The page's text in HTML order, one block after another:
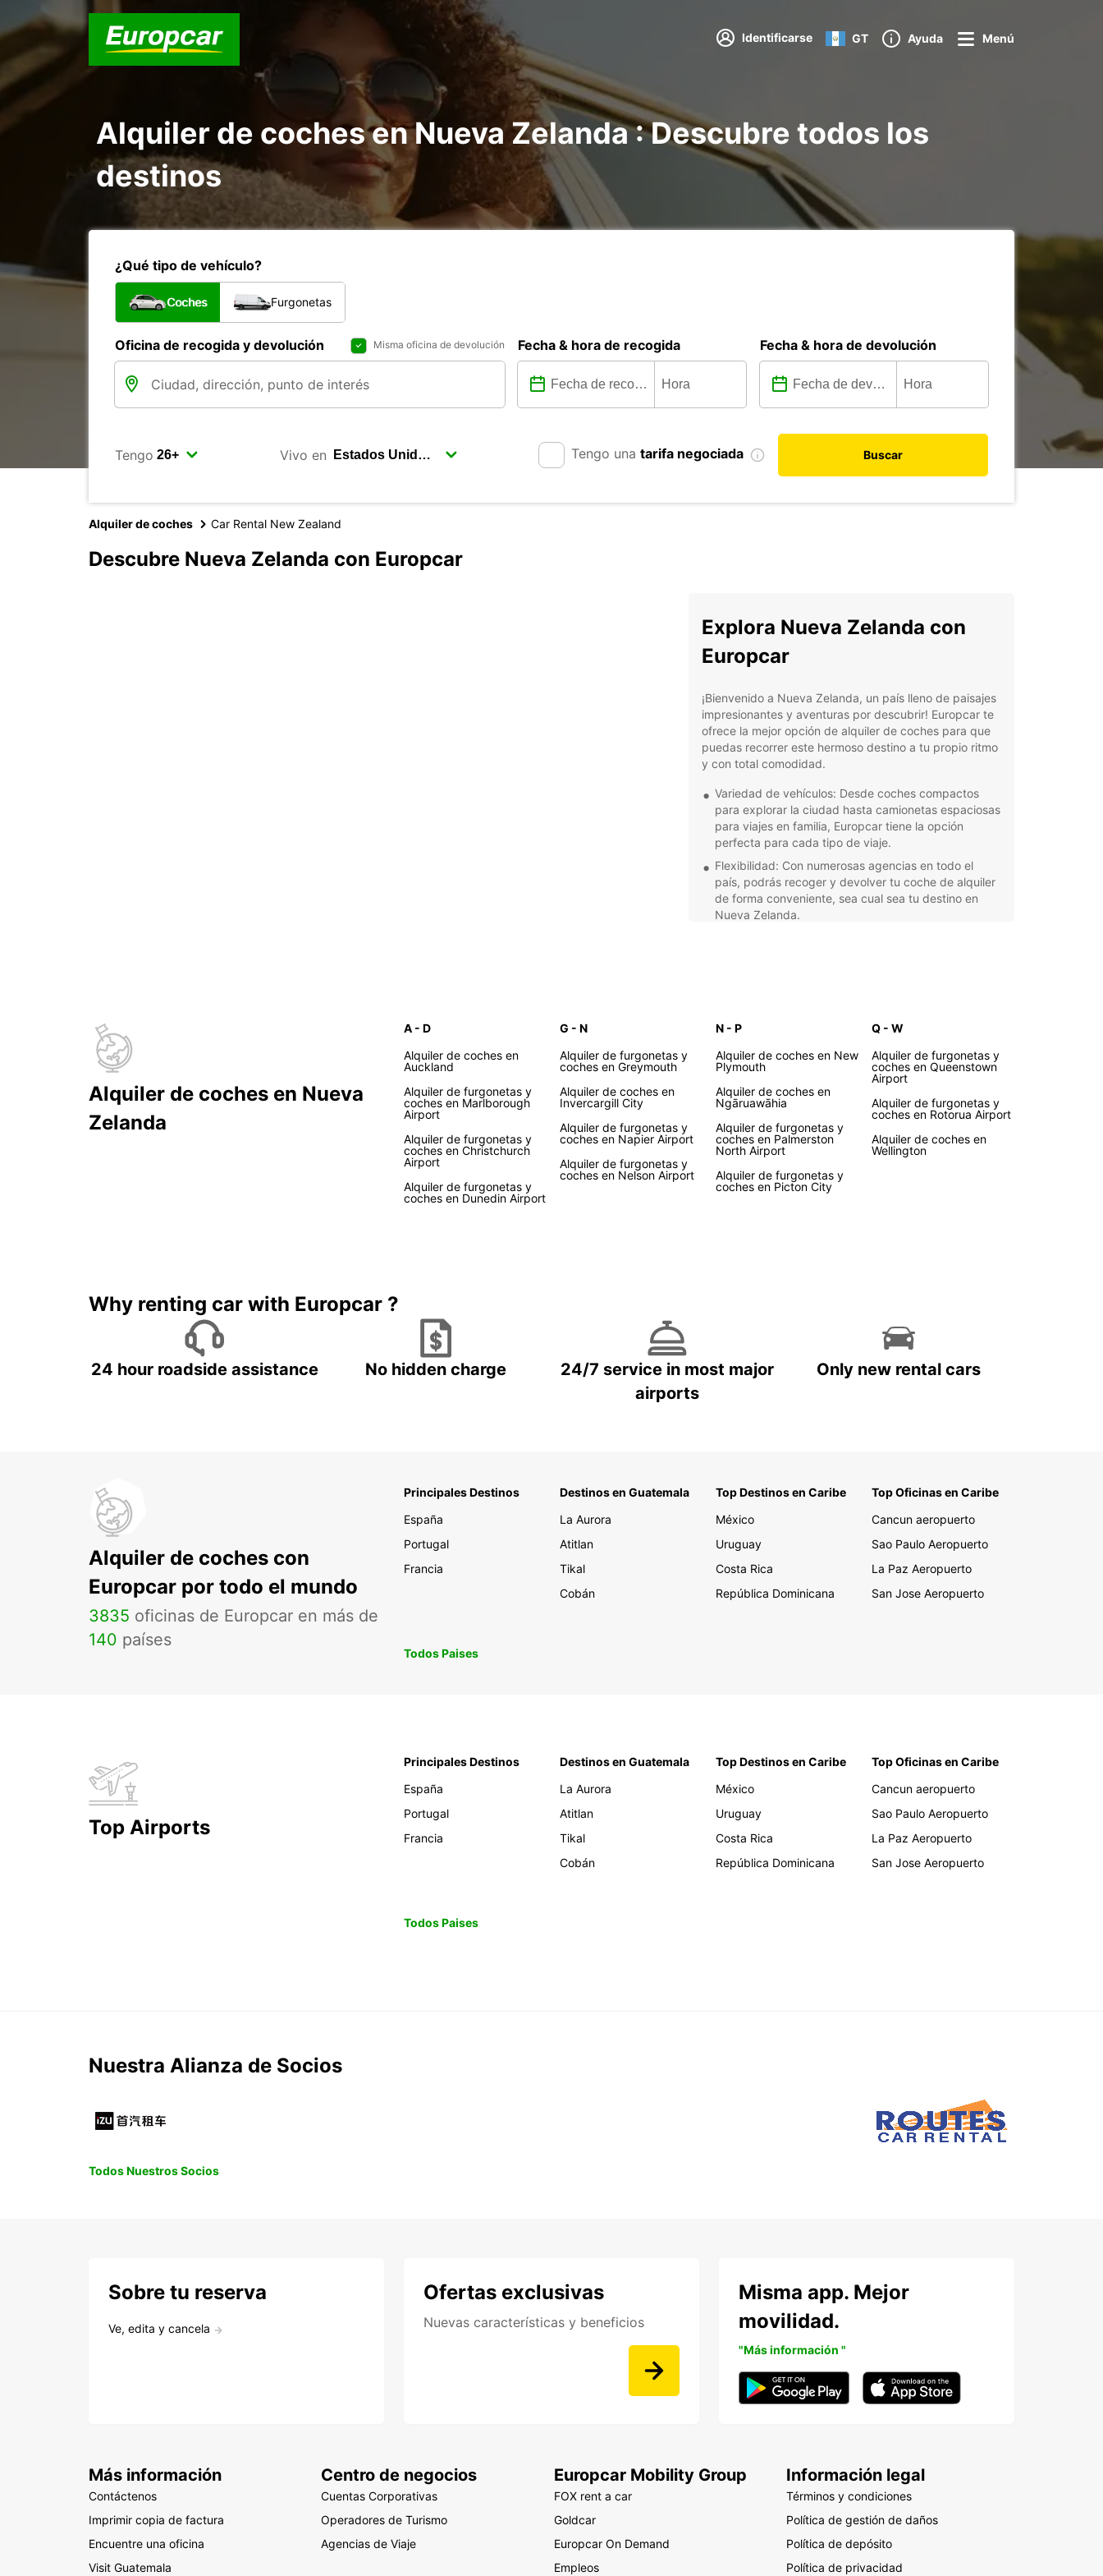
Identificarse GT Ayuda Menú
Alquiler de coches en Nueva Zelanda : Descubre todos los
destinos
¿Qué tipo de vehículo?
Coches Furgonetas
Oficina de recogida y devolución Misma oficina de devolución Fecha & hora de recogida Fecha & hora de devolución
Tengo Vivo en Tengo una tarifa negociada Buscar
Alquiler de coches Car Rental New Zealand
Descubre Nueva Zelanda con Europcar
Explora Nueva Zelanda con
Europcar
¡Bienvenido a Nueva Zelanda, un país lleno de paisajes
impresionantes y aventuras por descubrir! Europcar te
ofrece la mejor opción de alquiler de coches para que
puedas recorrer este hermoso destino a tu propio ritmo
y con total comodidad.
Variedad de vehículos: Desde coches compactos
para explorar la ciudad hasta camionetas espaciosas
para viajes en familia, Europcar tiene la opción
perfecta para cada tipo de viaje.
Flexibilidad: Con numerosas agencias en todo el
país, podrás recoger y devolver tu coche de alquiler
de forma conveniente, sea cual sea tu destino en
Nueva Zelanda.
Zelanda en coche
Desde las impresionantes montañas de los Alpes del
Sur hasta las playas de arena blanca de la Isla Norte,
Nueva Zelanda ofrece una variedad de paisajes para
explorar. Con tu coche de alquiler de Europcar, podrás
disfrutar de la libertad de recorrer estos increíbles
lugares a tu propio ritmo y detenerte en los lugares que
más te llamen la atención.
en Nueva Zelanda con
Europcar
Alquiler de coches en Nueva
Zelanda
A - D
Alquiler de coches en
Auckland
Alquiler de furgonetas y
coches en Marlborough
Airport
Alquiler de furgonetas y
coches en Christchurch
Airport
Alquiler de furgonetas y
coches en Dunedin Airport
G - N
Alquiler de furgonetas y
coches en Greymouth
Alquiler de coches en
Invercargill City
Alquiler de furgonetas y
coches en Napier Airport
Alquiler de furgonetas y
coches en Nelson Airport
N - P
Alquiler de coches en New
Plymouth
Alquiler de coches en
Ngāruawāhia
Alquiler de furgonetas y
coches en Palmerston
North Airport
Alquiler de furgonetas y
coches en Picton City
Q - W
Alquiler de furgonetas y
coches en Queenstown
Airport
Alquiler de furgonetas y
coches en Rotorua Airport
Alquiler de coches en
Wellington
Why renting car with Europcar ?
24 hour roadside assistance No hidden charge
24/7 service in most major
airports
Only new rental cars
Alquiler de coches con
Europcar por todo el mundo
3835 oficinas de Europcar en más de
140 países
Principales Destinos
España
Portugal
Francia
Destinos en Guatemala
La Aurora
Atitlan
Tikal
Cobán
Top Destinos en Caribe
México
Uruguay
Costa Rica
República Dominicana
Top Oficinas en Caribe
Cancun aeropuerto
Sao Paulo Aeropuerto
La Paz Aeropuerto
San Jose Aeropuerto
Todos Paises
Top Airports
Principales Destinos
España
Portugal
Francia
Destinos en Guatemala
La Aurora
Atitlan
Tikal
Cobán
Top Destinos en Caribe
México
Uruguay
Costa Rica
República Dominicana
Top Oficinas en Caribe
Cancun aeropuerto
Sao Paulo Aeropuerto
La Paz Aeropuerto
San Jose Aeropuerto
Todos Paises
Nuestra Alianza de Socios
Todos Nuestros Socios
Sobre tu reserva
Ve, edita y cancela
Ofertas exclusivas
Nuevas características y beneficios
Misma app. Mejor
movilidad.
"Más información "
Más información
Contáctenos
Imprimir copia de factura
Encuentre una oficina
Visit Guatemala
Centro de negocios
Cuentas Corporativas
Operadores de Turismo
Agencias de Viaje
Europcar Mobility Group
FOX rent a car
Goldcar
Europcar On Demand
Empleos
Información legal
Términos y condiciones
Política de gestión de daños
Política de depósito
Política de privacidad